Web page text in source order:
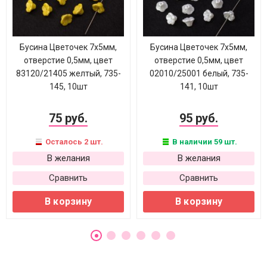
Бусина Цветочек 7х5мм,
отверстие 0,5мм, цвет
83120/21405 желтый, 735-
145, 10шт
75 руб.
Осталось 2 шт.
В желания
Сравнить
В корзину
Бусина Цветочек 7х5мм,
отверстие 0,5мм, цвет
02010/25001 белый, 735-
141, 10шт
95 руб.
В наличии 59 шт.
В желания
Сравнить
В корзину